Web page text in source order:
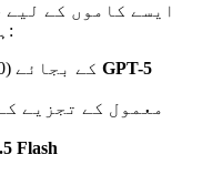
ایسے کاموں کے
ہے، معیاری ماڈلز استعمال کریں:
GPT-5
معمول کے تجزیے
Flash